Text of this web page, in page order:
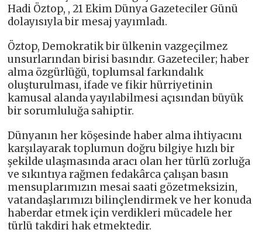
Hadi Öztop, , 21 Ekim Dünya Gazeteciler Günü
dolayısıyla bir mesaj yayımladı.
Öztop, Demokratik bir ülkenin vazgeçilmez
unsurlarından birisi basındır. Gazeteciler; haber
alma özgürlüğü, toplumsal farkındalık
oluşturulması, ifade ve fikir hürriyetinin
kamusal alanda yayılabilmesi açısından büyük
bir sorumluluğa sahiptir.
Dünyanın her köşesinde haber alma ihtiyacını
karşılayarak toplumun doğru bilgiye hızlı bir
şekilde ulaşmasında aracı olan her türlü zorluğa
ve sıkıntıya rağmen fedakârca çalışan basın
mensuplarımızın mesai saati gözetmeksizin,
vatandaşlarımızı bilinçlendirmek ve her konuda
haberdar etmek için verdikleri mücadele her
türlü takdiri hak etmektedir.